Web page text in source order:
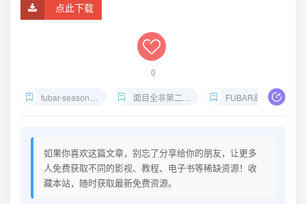
点此下载
0
fubar-season2-1080p-multi-subs 面目全非第二季下载 FUBAR高清资源
如果你喜欢这篇文章，别忘了分享给你的朋友，让更多
人免费获取不同的影视、教程、电子书等稀缺资源！收
藏本站，随时获取最新免费资源。